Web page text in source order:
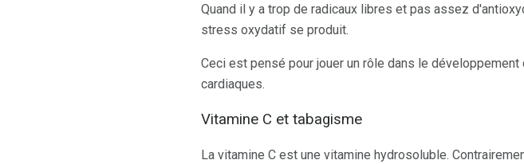
Quand il y a trop de radicaux libres et pas assez
stress oxydatif se produit.
Ceci est pensé pour jouer un rôle dans le
cardiaques.
Vitamine C et tabagisme
La vitamine C est une vitamine hydrosoluble.